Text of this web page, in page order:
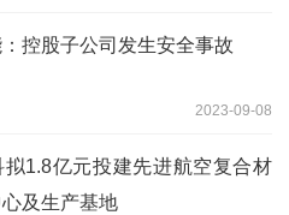
控股子公司发生安全事故
2023-09-08
拟1.8亿元投建先进航空复合材
及生产基地